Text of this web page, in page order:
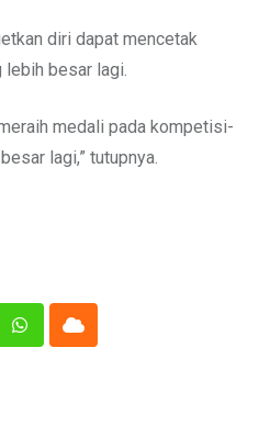
diri dapat mencetak
besar lagi.
medali pada kompetisi-
lagi,” tutupnya.
WhatsappCloud